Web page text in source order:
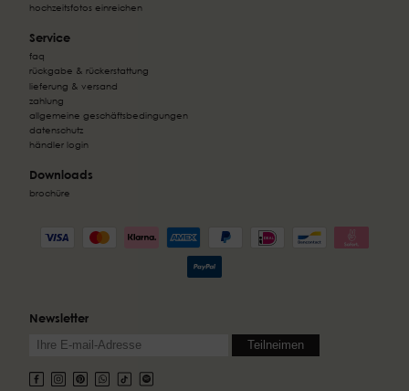
hochzeitsfotos einreichen
Service
faq
rückgabe & rückerstattung
lieferung & versand
zahlung
allgemeine geschäftsbedingungen
datenschutz
händler login
Downloads
brochüre
Newsletter